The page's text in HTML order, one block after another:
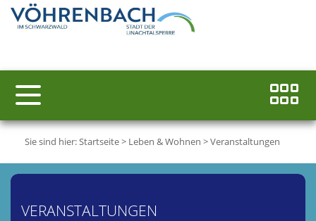
Sie sind hier:Startseite> Leben & Wohnen >Veranstaltungen
VERANSTALTUNGEN